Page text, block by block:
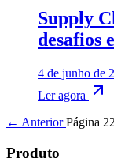
Supply
desafios
4 de junho de
Ler agora
← AnteriorPágina
Produto